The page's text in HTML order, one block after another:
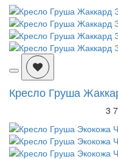
Кресло Груша
3